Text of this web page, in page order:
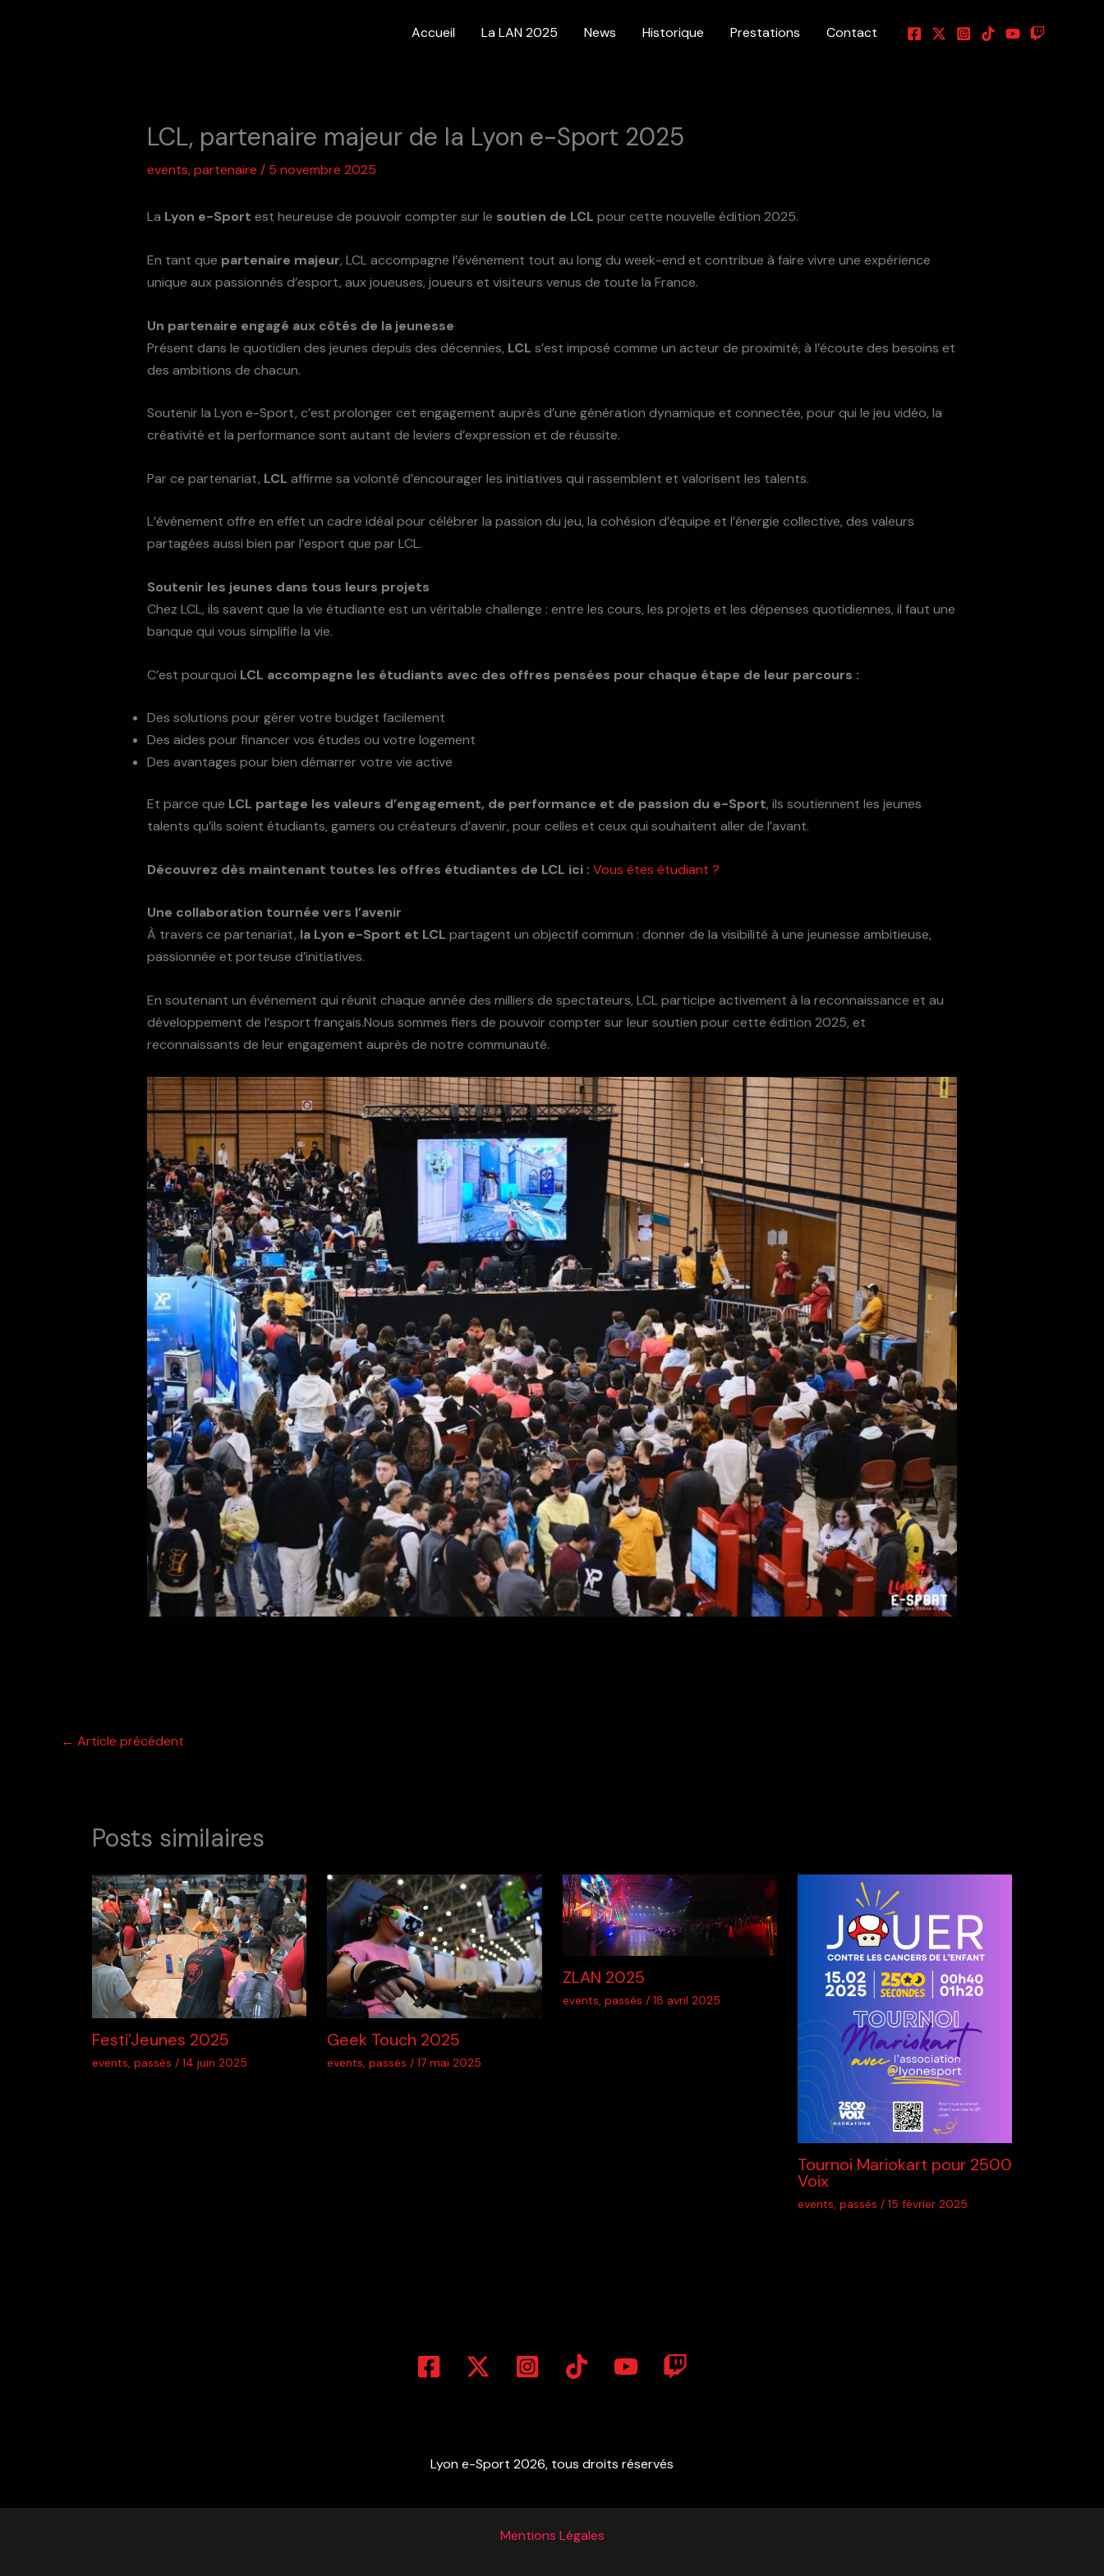
Accueil La LAN 2025 News Historique Prestations Contact
LCL, partenaire majeur de la Lyon e-Sport 2025
events,partenaire / 5 novembre 2025
La Lyon e-Sport est heureuse de pouvoir compter sur le soutien de LCL pour cette nouvelle édition 2025.
En tant que partenaire majeur, LCL accompagne l’événement tout au long du week-end et contribue à faire vivre une expérience
unique aux passionnés d’esport, aux joueuses, joueurs et visiteurs venus de toute la France.
Un partenaire engagé aux côtés de la jeunesse
Présent dans le quotidien des jeunes depuis des décennies, LCL s’est imposé comme un acteur de proximité, à l’écoute des besoins et
des ambitions de chacun.
Soutenir la Lyon e-Sport, c’est prolonger cet engagement auprès d’une génération dynamique et connectée, pour qui le jeu vidéo, la
créativité et la performance sont autant de leviers d’expression et de réussite.
Par ce partenariat, LCL affirme sa volonté d’encourager les initiatives qui rassemblent et valorisent les talents.
L’événement offre en effet un cadre idéal pour célébrer la passion du jeu, la cohésion d’équipe et l’énergie collective, des valeurs
partagées aussi bien par l’esport que par LCL.
Soutenir les jeunes dans tous leurs projets
Chez LCL, ils savent que la vie étudiante est un véritable challenge : entre les cours, les projets et les dépenses quotidiennes, il faut une
banque qui vous simplifie la vie.
C’est pourquoi LCL accompagne les étudiants avec des offres pensées pour chaque étape de leur parcours :
Des solutions pour gérer votre budget facilement
Des aides pour financer vos études ou votre logement
Des avantages pour bien démarrer votre vie active
Et parce que LCL partage les valeurs d’engagement, de performance et de passion du e-Sport, ils soutiennent les jeunes
talents qu’ils soient étudiants, gamers ou créateurs d’avenir, pour celles et ceux qui souhaitent aller de l’avant.
Découvrez dès maintenant toutes les offres étudiantes de LCL ici : Vous êtes étudiant ?
Une collaboration tournée vers l’avenir
À travers ce partenariat, la Lyon e-Sport et LCL partagent un objectif commun : donner de la visibilité à une jeunesse ambitieuse,
passionnée et porteuse d’initiatives.
En soutenant un événement qui réunit chaque année des milliers de spectateurs, LCL participe activement à la reconnaissance et au
développement de l’esport français.Nous sommes fiers de pouvoir compter sur leur soutien pour cette édition 2025, et
reconnaissants de leur engagement auprès de notre communauté.
← Article précédent
Posts similaires
Festi’Jeunes 2025
events, passés / 14 juin 2025
Geek Touch 2025
events,passés /17 mai 2025
ZLAN 2025
events, passés / 18 avril 2025
Tournoi Mariokart pour 2500
Voix
events, passés / 15 février 2025
Lyon e-Sport 2026, tous droits réservés
Mentions Légales